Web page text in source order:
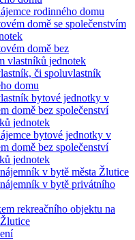
rodinného domu
domě se společenstvím
domě bez
vlastníků jednotek
či spoluvlastník
domu
bytové jednotky v
domě bez společenství
jednotek
bytové jednotky v
domě bez společenství
jednotek
v bytě města Žlutice
v bytě privátního
rekreačního objektu na